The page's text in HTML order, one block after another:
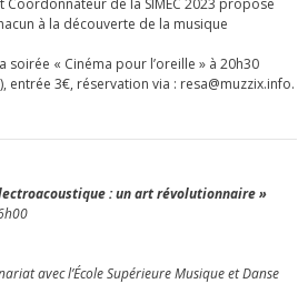
à la découverte de la musique
soirée « Cinéma pour l’oreille » à 20h30
entrée 3€, réservation via : resa@muzzix.info.
: un art révolutionnaire »
avec l’École Supérieure Musique et Danse